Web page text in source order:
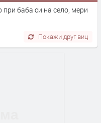
при баба си на село, мери
Покажи друг виц